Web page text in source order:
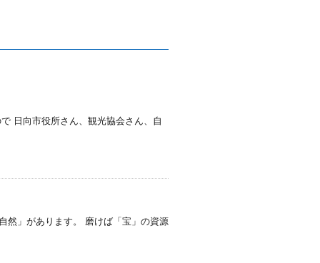
日向市役所さん、観光協会さん、自
然」があります。 磨けば「宝」の資源